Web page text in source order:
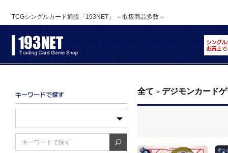
TCGシングルカード通販「193NET」 ～取扱商品多数～
全て > デジモンカード